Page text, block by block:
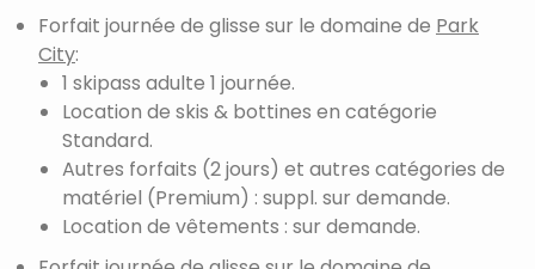
Forfait journée de glisse sur le domaine de Park
City:
1 skipass adulte 1 journée.
Location de skis & bottines en catégorie
Standard.
Autres forfaits (2 jours) et autres catégories de
matériel (Premium) : suppl. sur demande.
Location de vêtements : sur demande.